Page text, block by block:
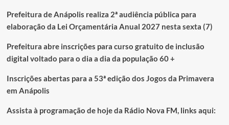
Prefeitura de Anápolis realiza 2ª audiência pública para
elaboração da Lei Orçamentária Anual 2027 nesta sexta (7)
Prefeitura abre inscrições para curso gratuito de inclusão
digital voltado para o dia a dia da população 60 +
Inscrições abertas para a 53ª edição dos Jogos da Primavera
em Anápolis
Assista à programação de hoje da Rádio Nova FM, links aqui: